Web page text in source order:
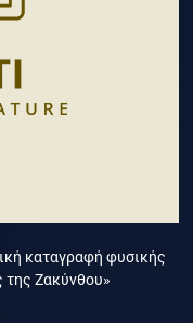
καταγραφή φυσικής
της Ζακύνθου»